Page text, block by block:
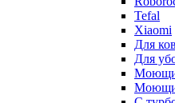
Tefal
Xiaomi
Для
Для